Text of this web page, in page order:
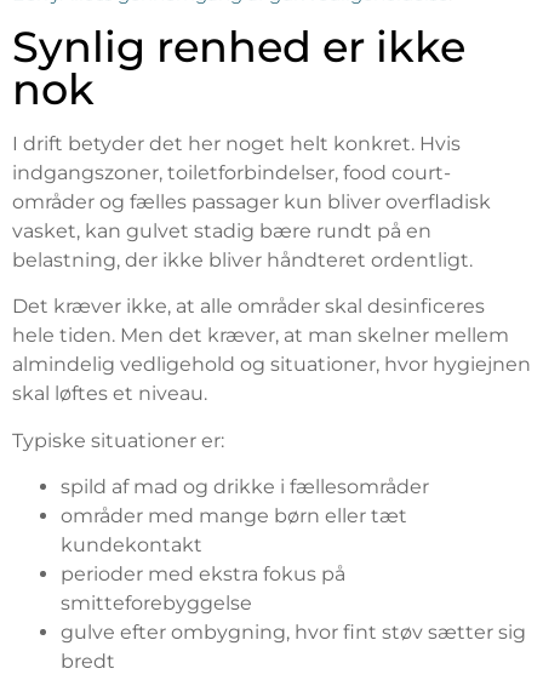
Synlig renhed er ikke
nok
I drift betyder det her noget helt konkret. Hvis
indgangszoner, toiletforbindelser, food court-
områder og fælles passager kun bliver overfladisk
vasket, kan gulvet stadig bære rundt på en
belastning, der ikke bliver håndteret ordentligt.
Det kræver ikke, at alle områder skal desinficeres
hele tiden. Men det kræver, at man skelner mellem
almindelig vedligehold og situationer, hvor hygiejnen
skal løftes et niveau.
Typiske situationer er:
spild af mad og drikke i fællesområder
områder med mange børn eller tæt
kundekontakt
perioder med ekstra fokus på
smitteforebyggelse
gulve efter ombygning, hvor fint støv sætter sig
bredt